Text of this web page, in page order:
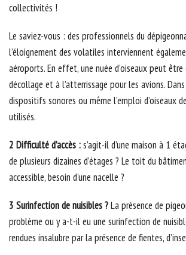
collectivités !
Le saviez-vous : des professionnels du
l’éloignement des volatiles interviennent
aéroports. En effet, une nuée d’oiseaux peut être
décollage et à l’atterrissage pour les avions.
dispositifs sonores ou même l’emploi d’oiseaux
utilisés.
2 Difficulté d’accès :s’agit-il d’une maison à 1
de plusieurs dizaines d’étages ? Le toit du
accessible, besoin d'une nacelle ?
3 Surinfection de nuisibles ?La présence de
problème ou y a-t-il eu une surinfection de
rendues insalubre par la présence de fientes,